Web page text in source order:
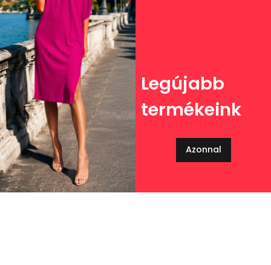
Legújabb
termékeink
Azonnal